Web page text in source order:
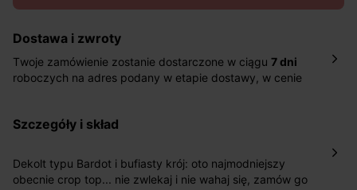
Dostawa i zwroty
Twoje zamówienie zostanie dostarczone w ciągu 7 dni
roboczych na adres podany w etapie dostawy, w cenie
pośrednictwem DHL Express.
roboczych do wybranego przez Ciebie paczkomatu , a
koszt przesyłki wynosi 9,40 zł.
szczegóły i skład
Dekolt typu Bardot i bufiasty krój: oto najmodniejszy
obecnie crop top... nie zwlekaj i nie wahaj się, zamów go